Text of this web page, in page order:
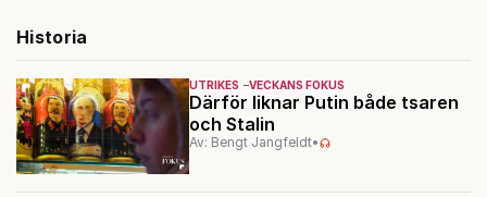
Historia
UTRIKES VECKANS FOKUS
Därför liknar Putin både tsaren
och Stalin
Av: Bengt Jangfeldt•